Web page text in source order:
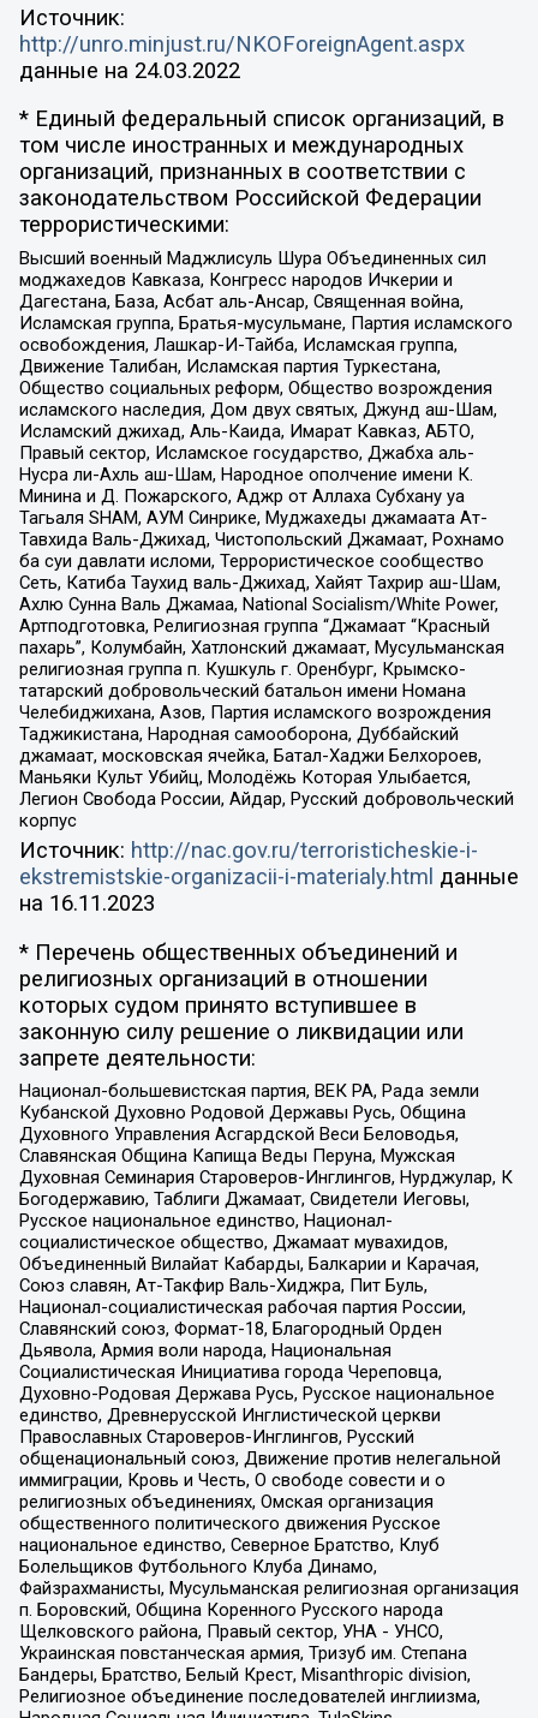
Источник:
http://unro.minjust.ru/NKOForeignAgent.aspx
данные на 24.03.2022
* Единый федеральный список организаций, в
том числе иностранных и международных
организаций, признанных в соответствии с
законодательством Российской Федерации
террористическими:
Высший военный Маджлисуль Шура Объединенных сил
моджахедов Кавказа, Конгресс народов Ичкерии и
Дагестана, База, Асбат аль-Ансар, Священная война,
Исламская группа, Братья-мусульмане, Партия исламского
освобождения, Лашкар-И-Тайба, Исламская группа,
Движение Талибан, Исламская партия Туркестана,
Общество социальных реформ, Общество возрождения
исламского наследия, Дом двух святых, Джунд аш-Шам,
Исламский джихад, Аль-Каида, Имарат Кавказ, АБТО,
Правый сектор, Исламское государство, Джабха аль-
Нусра ли-Ахль аш-Шам, Народное ополчение имени К.
Минина и Д. Пожарского, Аджр от Аллаха Субхану уа
Тагьаля SHAM, АУМ Синрике, Муджахеды джамаата Ат-
Тавхида Валь-Джихад, Чистопольский Джамаат, Рохнамо
ба суи давлати исломи, Террористическое сообщество
Сеть, Катиба Таухид валь-Джихад, Хайят Тахрир аш-Шам,
Ахлю Сунна Валь Джамаа, National Socialism/White Power,
Артподготовка, Религиозная группа “Джамаат “Красный
пахарь”, Колумбайн, Хатлонский джамаат, Мусульманская
религиозная группа п. Кушкуль г. Оренбург, Крымско-
татарский добровольческий батальон имени Номана
Челебиджихана, Азов, Партия исламского возрождения
Таджикистана, Народная самооборона, Дуббайский
джамаат, московская ячейка, Батал-Хаджи Белхороев,
Маньяки Культ Убийц, Молодёжь Которая Улыбается,
Легион Свобода России, Айдар, Русский добровольческий
корпус
Источник: http://nac.gov.ru/terroristicheskie-i-
ekstremistskie-organizacii-i-materialy.html данные
на 16.11.2023
* Перечень общественных объединений и
религиозных организаций в отношении
которых судом принято вступившее в
законную силу решение о ликвидации или
запрете деятельности:
Национал-большевистская партия, ВЕК РА, Рада земли
Кубанской Духовно Родовой Державы Русь, Община
Духовного Управления Асгардской Веси Беловодья,
Славянская Община Капища Веды Перуна, Мужская
Духовная Семинария Староверов-Инглингов, Нурджулар, К
Богодержавию, Таблиги Джамаат, Свидетели Иеговы,
Русское национальное единство, Национал-
социалистическое общество, Джамаат мувахидов,
Объединенный Вилайат Кабарды, Балкарии и Карачая,
Союз славян, Ат-Такфир Валь-Хиджра, Пит Буль,
Национал-социалистическая рабочая партия России,
Славянский союз, Формат-18, Благородный Орден
Дьявола, Армия воли народа, Национальная
Социалистическая Инициатива города Череповца,
Духовно-Родовая Держава Русь, Русское национальное
единство, Древнерусской Инглистической церкви
Православных Староверов-Инглингов, Русский
общенациональный союз, Движение против нелегальной
иммиграции, Кровь и Честь, О свободе совести и о
религиозных объединениях, Омская организация
общественного политического движения Русское
национальное единство, Северное Братство, Клуб
Болельщиков Футбольного Клуба Динамо,
Файзрахманисты, Мусульманская религиозная организация
п. Боровский, Община Коренного Русского народа
Щелковского района, Правый сектор, УНА - УНСО,
Украинская повстанческая армия, Тризуб им. Степана
Бандеры, Братство, Белый Крест, Misanthropic division,
Религиозное объединение последователей инглиизма,